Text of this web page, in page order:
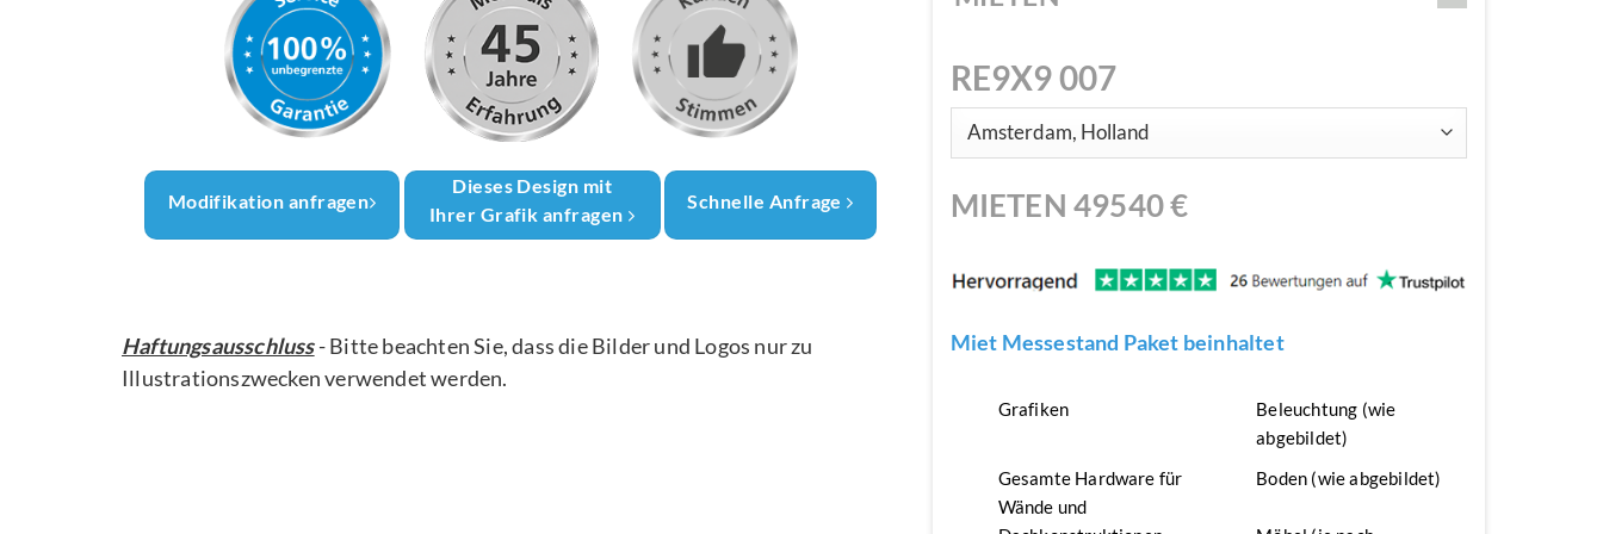
Modifikation anfragen
Dieses Design mit
Ihrer Grafik anfragen
Schnelle Anfrage
Haftungsausschluss- Bitte beachten Sie, dass die Bilder und Logos nur zu
Illustrationszwecken verwendet werden.
RE9X9 007
MIETEN 49540€
Miet Messestand Paket beinhaltet
Grafiken
Beleuchtung (wie
abgebildet)
Gesamte Hardware für
Wände und
Boden (wie abgebildet)